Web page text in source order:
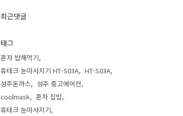
최근댓글
태그
혼자 밥해먹기
휴테크 눈마사지기 HT-S03A
HT-S03A
성주돈까스
성주 중고에어컨
coolmask
혼자 집밥
휴테크 눈마사지기